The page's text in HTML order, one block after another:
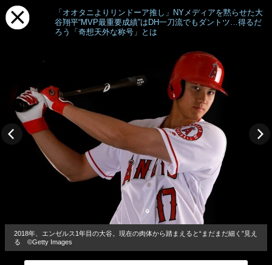
「オオタニよりリンドーア推し」NYメディアを黙らせた大
谷翔平“MVP最重要成績”はDH一刀流でもダントツ…得るだ
ろう「奇想天外な称号」とは
2018年、エンゼルス1年目の大谷。現在の肉体から踏まえると“まだまだ細く”見え
る ©Getty Images